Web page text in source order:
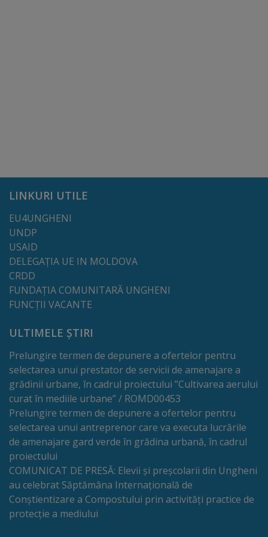
Comgaz-
Plus
Modele
de
cerere
Arhitectură
și
urbanism
Transparență
decizională
Proiecte
de
decizii
LINKURI UTILE
EU4UNGHENI
UNDP
USAID
DELEGAȚIA UE IN MOLDOVA
CRDD
FUNDAȚIA COMUNITARĂ UNGHENI
FUNCȚII VACANTE
ULTIMELE ȘTIRI
Prelungire termen de depunere a ofertelor pentru
selectarea unui prestator de servicii de amenajare a
grădinii urbane, în cadrul proiectului ”Cultivarea aerului
curat în mediile urbane” / ROMD00453
Prelungire termen de depunere a ofertelor pentru
selectarea unui antreprenor care va executa lucrările
de amenajare gard verde în grădina urbană, în cadrul
proiectului
COMUNICAT DE PRESĂ: Elevii și preșcolarii din Ungheni
au celebrat Săptămâna Internațională de
Conștientizare a Compostului prin activități practice de
protecție a mediului